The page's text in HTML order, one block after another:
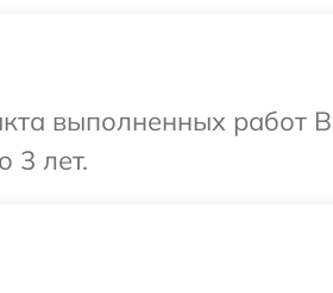
выполненных работ
3 лет.